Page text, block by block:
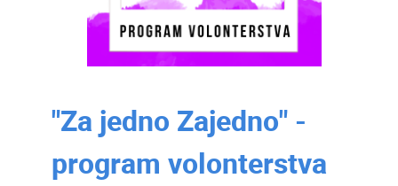
"Za jedno Zajedno" -
program volonterstva